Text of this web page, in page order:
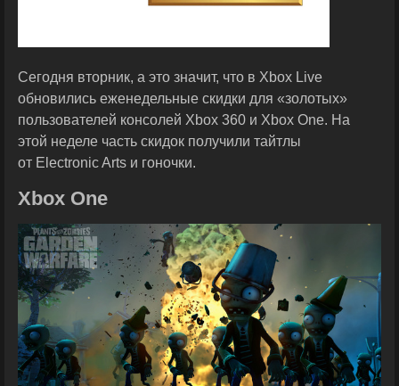
Сегодня вторник, а это значит, что в Xbox Live
обновились еженедельные скидки для «золотых»
пользователей консолей Xbox 360 и Xbox One. На
этой неделе часть скидок получили тайтлы
от Electronic Arts и гоночки.
Xbox One